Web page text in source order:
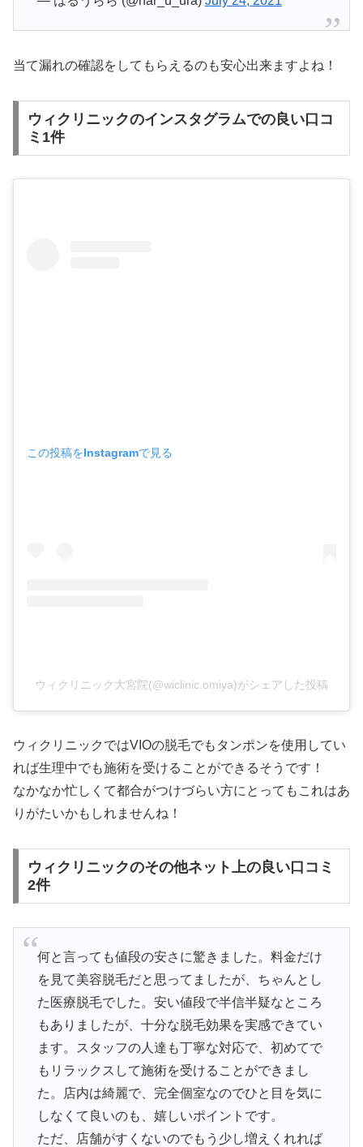
当て漏れの確認をしてもらえるのも安心出来ますよね！
ウィクリニックのインスタグラムでの良い口コ
ミ1件
この投稿をInstagramで見る
ウィクリニック大宮院(@wiclinic.omiya)がシェアした投稿
ウィクリニックではVIOの脱毛でもタンポンを使用してい
れば生理中でも施術を受けることができるそうです！
なかなか忙しくて都合がつけづらい方にとってもこれはあ
りがたいかもしれませんね！
ウィクリニックのその他ネット上の良い口コミ
2件
何と言っても値段の安さに驚きました。料金だけ
を見て美容脱毛だと思ってましたが、ちゃんとし
た医療脱毛でした。安い値段で半信半疑なところ
もありましたが、十分な脱毛効果を実感できてい
ます。スタッフの人達も丁寧な対応で、初めてで
もリラックスして施術を受けることができまし
た。店内は綺麗で、完全個室なのでひと目を気に
しなくて良いのも、嬉しいポイントです。
ただ、店舗がすくないのでもう少し増えくれれば